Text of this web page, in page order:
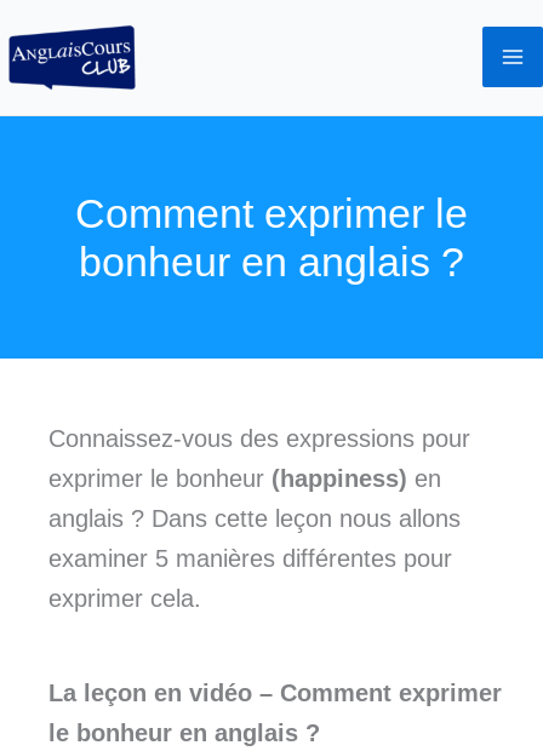
au
contenu
Comment exprimer le
bonheur en anglais ?
Connaissez-vous des expressions pour
exprimer le bonheur (happiness) en
anglais ? Dans cette leçon nous allons
examiner 5 manières différentes pour
exprimer cela.
La leçon en vidéo – Comment exprimer
le bonheur en anglais ?